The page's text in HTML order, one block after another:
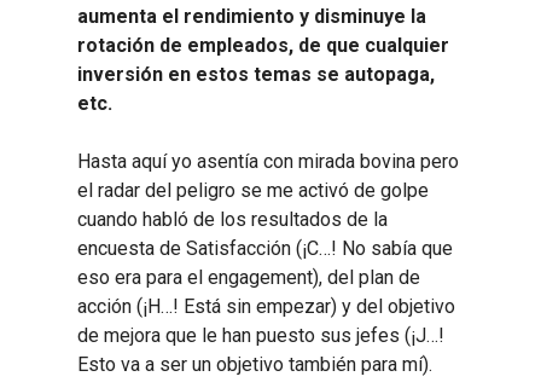
aumenta el rendimiento y disminuye la
rotación de empleados, de que cualquier
inversión en estos temas se autopaga,
etc.
Hasta aquí yo asentía con mirada bovina pero
el radar del peligro se me activó de golpe
cuando habló de los resultados de la
encuesta de Satisfacción (¡C…! No sabía que
eso era para el engagement), del plan de
acción (¡H…! Está sin empezar) y del objetivo
de mejora que le han puesto sus jefes (¡J…!
Esto va a ser un objetivo también para mí).